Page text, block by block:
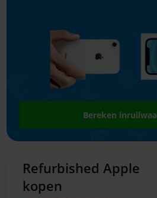
Bereken
Refurbished Apple
kopen